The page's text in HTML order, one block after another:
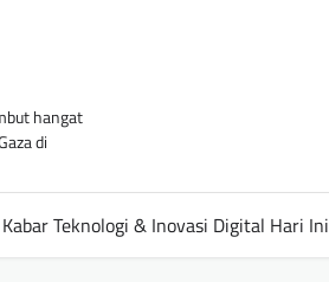
hangat
di
Kabar Teknologi & Inovasi Digital Hari Ini